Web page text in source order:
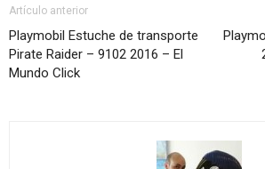
Artículo anterior
Playmobil Estuche de transporte
Pirate Raider – 9102 2016 – El
Mundo Click